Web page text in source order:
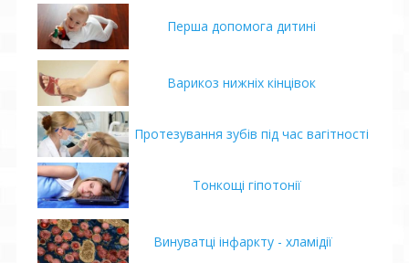
Перша допомога дитині
Варикоз нижніх кінцівок
Протезування зубів під час вагітності
Тонкощі гіпотонії
Винуватці інфаркту - хламідії